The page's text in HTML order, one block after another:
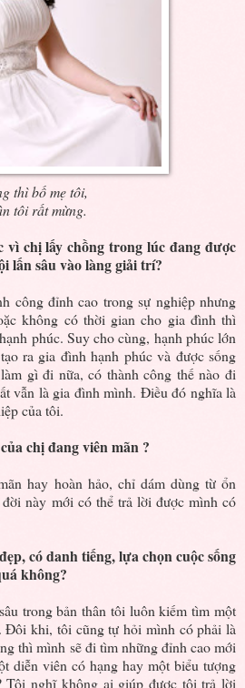
thì bố mẹ tôi,
tôi rất mừng.
vì chị lấy chồng trong lúc đang được
lấn sâu vào làng giải trí?
công đỉnh cao trong sự nghiệp nhưng
không có thời gian cho gia đình thì
phúc. Suy cho cùng, hạnh phúc lớn
ra gia đình hạnh phúc và được sống
gì đi nữa, có thành công thế nào đi
vẫn là gia đình mình. Điều đó nghĩa là
của tôi.
chị đang viên mãn ?
hay hoàn hảo, chỉ dám dùng từ ổn
này mới có thể trả lời được mình có
có danh tiếng, lựa chọn cuộc sống
không?
trong bản thân tôi luôn kiếm tìm một
Đôi khi, tôi cũng tự hỏi mình có phải là
thì mình sẽ đi tìm những đỉnh cao mới
diễn viên có hạng hay một biểu tượng
Tôi nghĩ không ai giúp được tôi trả lời